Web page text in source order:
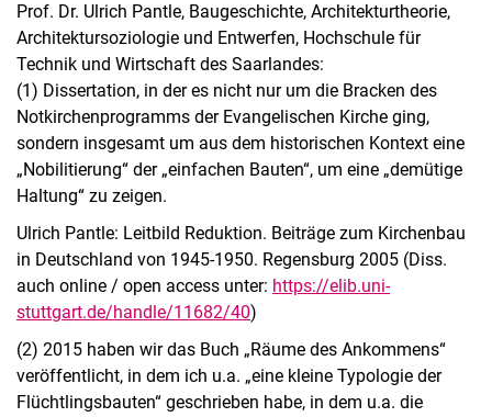
Prof. Dr. Ulrich Pantle, Baugeschichte, Architekturtheorie,
Architektursoziologie und Entwerfen, Hochschule für
Technik und Wirtschaft des Saarlandes:
(1) Dissertation, in der es nicht nur um die Bracken des
Notkirchenprogramms der Evangelischen Kirche ging,
sondern insgesamt um aus dem historischen Kontext eine
„Nobilitierung“ der „einfachen Bauten“, um eine „demütige
Haltung“ zu zeigen.
Ulrich Pantle: Leitbild Reduktion. Beiträge zum Kirchenbau
in Deutschland von 1945-1950. Regensburg 2005 (Diss.
auch online / open access unter: https://elib.uni-
stuttgart.de/handle/11682/40)
(2) 2015 haben wir das Buch „Räume des Ankommens“
veröffentlicht, in dem ich u.a. „eine kleine Typologie der
Flüchtlingsbauten“ geschrieben habe, in dem u.a. die